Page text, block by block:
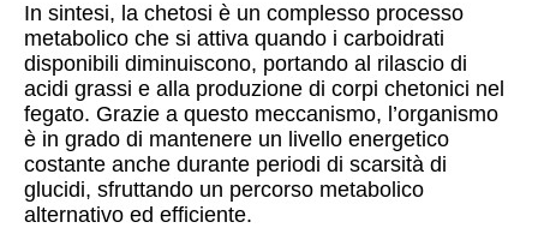
In sintesi, la chetosi è un complesso processo
metabolico che si attiva quando i carboidrati
disponibili diminuiscono, portando al rilascio di
acidi grassi e alla produzione di corpi chetonici nel
fegato. Grazie a questo meccanismo, l’organismo
è in grado di mantenere un livello energetico
costante anche durante periodi di scarsità di
glucidi, sfruttando un percorso metabolico
alternativo ed efficiente.